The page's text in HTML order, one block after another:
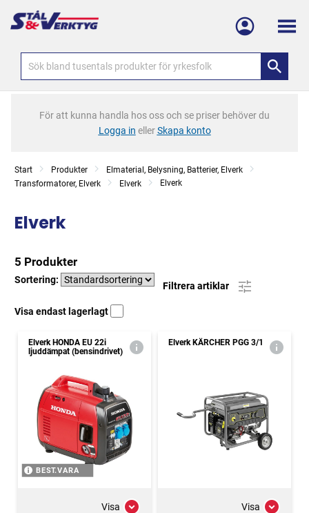
Meny
För att kunna handla hos oss och se priser behöver du
Logga in ellerSkapa konto
Start Produkter
Elmaterial, Belysning, Batterier, Elverk
Transformatorer, Elverk
Elverk Elverk
Elverk
5 Produkter
Sortering:
Filtrera artiklar
Visa endast lagerlagt
Elverk HONDA EU 22i
ljuddämpat (bensindrivet)
BEST.VARA
Visa
Elverk KÄRCHER PGG 3/1
Visa